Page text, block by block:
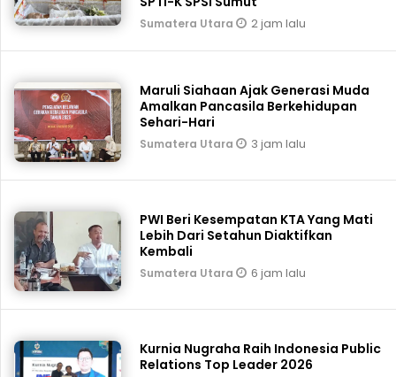
Sumatera Utara 2 jam lalu
Maruli Siahaan Ajak Generasi Muda
Amalkan Pancasila Berkehidupan
Sehari-Hari
Sumatera Utara 3 jam lalu
PWI Beri Kesempatan KTA Yang Mati
Lebih Dari Setahun Diaktifkan
Kembali
Sumatera Utara 6 jam lalu
Kurnia Nugraha Raih Indonesia Public
Relations Top Leader 2026